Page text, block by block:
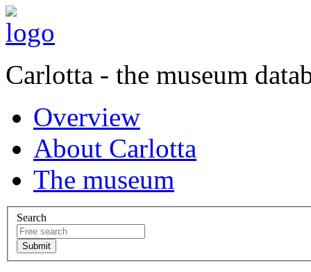
Carlotta - the museum
Overview
About Carlotta
The museum
Search